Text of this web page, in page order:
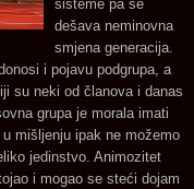
sisteme pa se
dešava neminovna
smjena generacija.
i pojavu podgrupa, a
su neki od članova i danas
grupa je morala imati
mišljenju ipak ne možemo
jedinstvo. Animozitet
i mogao se steći dojam